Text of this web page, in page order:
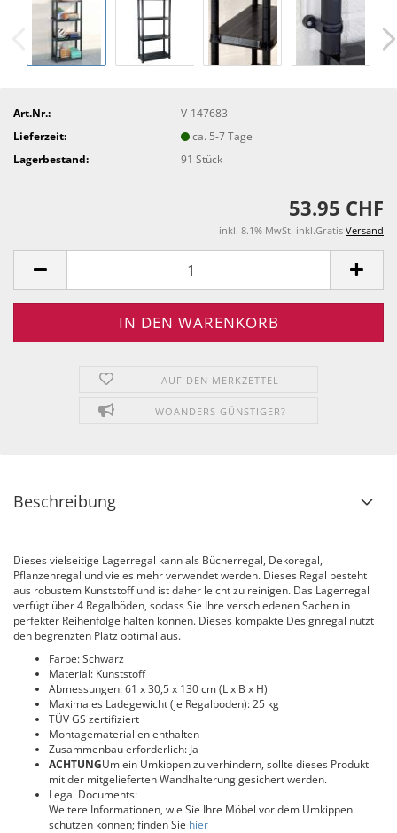
Art.Nr.:
V-147683
Lieferzeit:
ca. 5-7 Tage
Lagerbestand:
91Stück
53.95 CHF
inkl. 8.1% MwSt. inkl.Gratis Versand
AUF DEN MERKZETTEL
WOANDERS GÜNSTIGER?
Beschreibung
Dieses vielseitige Lagerregal kann als Bücherregal, Dekoregal,
Pflanzenregal und vieles mehr verwendet werden. Dieses Regal besteht
aus robustem Kunststoff und ist daher leicht zu reinigen. Das Lagerregal
verfügt über 4 Regalböden, sodass Sie Ihre verschiedenen Sachen in
perfekter Reihenfolge halten können. Dieses kompakte Designregal nutzt
den begrenzten Platz optimal aus.
Farbe: Schwarz
Material: Kunststoff
Abmessungen: 61 x 30,5 x 130 cm (L x B x H)
Maximales Ladegewicht (je Regalboden): 25 kg
TÜV GS zertifiziert
Montagematerialien enthalten
Zusammenbau erforderlich: Ja
ACHTUNGUm ein Umkippen zu verhindern, sollte dieses Produkt
mit der mitgelieferten Wandhalterung gesichert werden.
Legal Documents:
Weitere Informationen, wie Sie Ihre Möbel vor dem Umkippen
schützen können; finden Sie hier